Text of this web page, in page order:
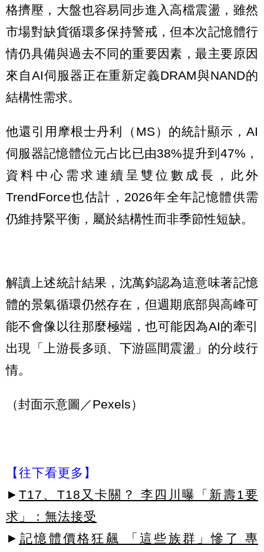
格擠壓，大盤也容易同步進入高檔震盪，雖然
市場對缺貨循環多保持警戒，但本次記憶體行
情仍具備與過去不同的重要因素，最主要原因
來自AI伺服器正在重新定義DRAM與NAND的
結構性需求。
他還引用摩根士丹利（MS）的統計顯示，AI
伺服器記憶體位元占比已由38%提升到47%，
資料中心需求連續呈雙位數成長，此外
TrendForce也估計，2026年全年記憶體供需
仍維持緊平衡，屬於結構性而非季節性短缺。
解讀上述統計結果，沈萬鈞認為這意味著記憶
體的景氣循環仍然存在，但週期底部與高峰可
能不會像以往那麼極端，也可能因為AI的牽引
出現「上游長多頭、下游區間震盪」的分歧行
情。
（封面示意圖／Pexels）
【往下看更多】
► T17、T18又卡關？ 李四川曝「新壽1要
求」：無法接受
► 記憶體價格狂飆 「這些族群」慘了 專